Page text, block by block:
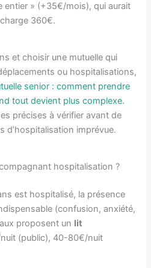
entier » (+35€/mois), qui aurait
360€.
et choisir une mutuelle qui
ou hospitalisations,
senior : comment prendre
tout devient plus complexe.
précises à vérifier avant de
d’hospitalisation imprévue.
hospitalisation ?
est hospitalisé, la présence
(confusion, anxiété,
proposent un lit
(public), 40-80€/nuit